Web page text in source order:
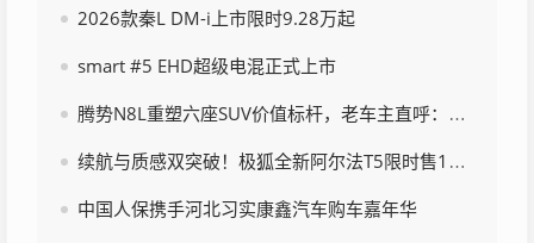
2026款秦L DM-i上市限时9.28万起
smart #5 EHD超级电混正式上市
腾势N8L重塑六座SUV价值标杆，老车主直呼：太卷了！
续航与质感双突破！极狐全新阿尔法T5限时售10.98万起
中国人保携手河北习实康鑫汽车购车嘉年华